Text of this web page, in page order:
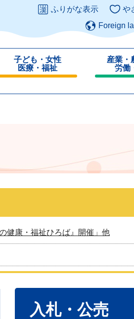
ふりがな表示 や
Foreign
子ども・女性
医療・福祉
産業・
労働
じ
健康・福祉ひろば』開催」他
入札・公売